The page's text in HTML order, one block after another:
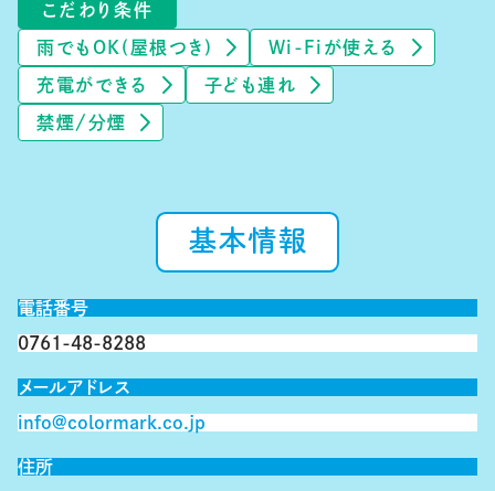
こだわり条件
雨でもOK(屋根つき) Wi-Fiが使える
充電ができる 子ども連れ
禁煙/分煙
基本情報
電話番号
0761-48-8288
メールアドレス
info@colormark.co.jp
住所